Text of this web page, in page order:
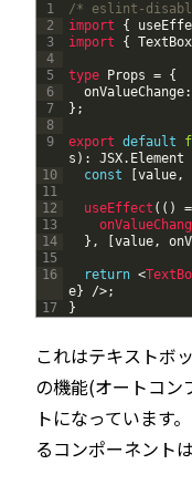
1
2
3
4
5
6
7
8
9
10
11
12
13
14
15
16
17
/* eslint-
import
{
import
{ TextBox
type Props = {
onValueChange:
} ;
export default
s ) : JSX. Element
const
value,
useEffect ( ( ) =
} , value,
return <
e} />;
}
これはテキストボ
の機能(オートコン
トになっています
るコンポーネント